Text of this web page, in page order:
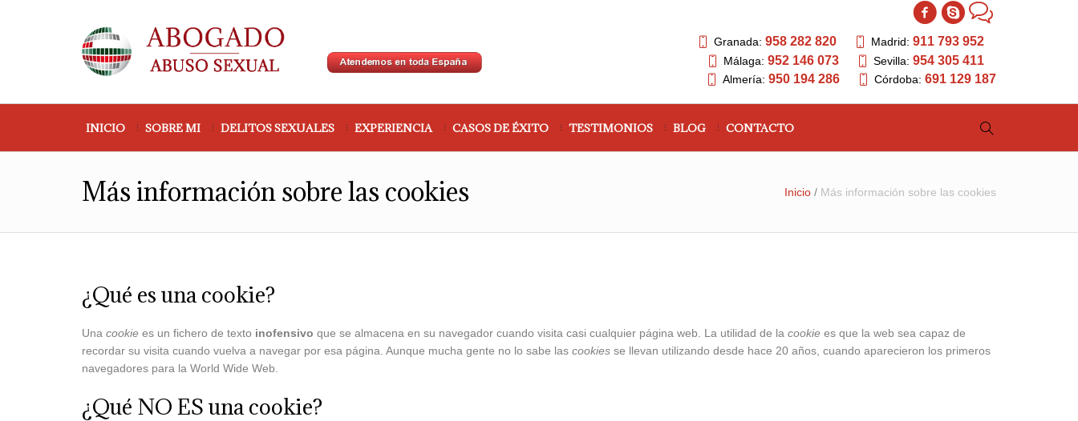
Granada: 958 282 820 Madrid: 911 793 952
Málaga: 952 146 073 Sevilla: 954 305 411
Almería: 950 194 286 Córdoba: 691 129 187
INICIO SOBRE MI DELITOS SEXUALES EXPERIENCIA CASOS DE ÉXITO TESTIMONIOS BLOG CONTACTO
Más información sobre las cookies Inicio / Más información sobre las cookies
¿Qué es una cookie?
Una cookie es un fichero de texto inofensivo que se almacena en su navegador cuando visita casi cualquier página web. La utilidad de la cookie es que la web sea capaz de
recordar su visita cuando vuelva a navegar por esa página. Aunque mucha gente no lo sabe las cookies se llevan utilizando desde hace 20 años, cuando aparecieron los primeros
navegadores para la World Wide Web.
¿Qué NO ES una cookie?